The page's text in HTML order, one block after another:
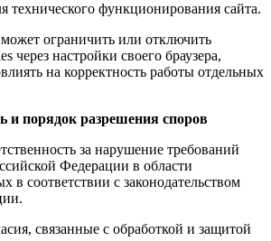
технического функционирования сайта.
ограничить или отключить
через настройки своего браузера,
на корректность работы отдельных
и порядок разрешения споров
за нарушение требований
Федерации в области
в соответствии с законодательством
связанные с обработкой и защитой